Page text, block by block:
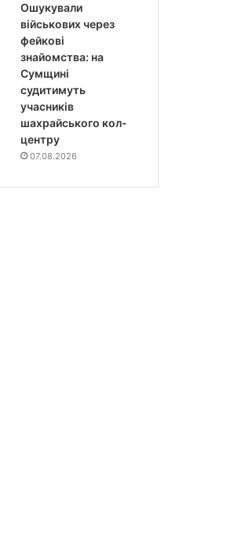
Ошукували
військових через
фейкові
знайомства: на
Сумщині
судитимуть
учасників
шахрайського кол-
центру
07.08.2026